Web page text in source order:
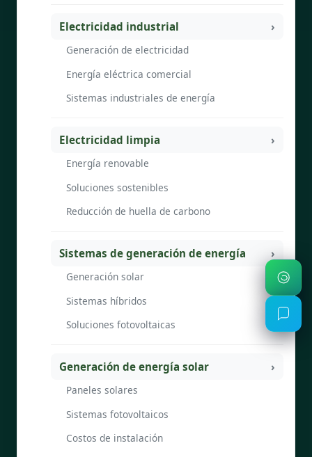
Electricidad industrial
Generación de electricidad
Energía eléctrica comercial
Sistemas industriales de energía
Electricidad limpia
Energía renovable
Soluciones sostenibles
Reducción de huella de carbono
Sistemas de generación de energía
Generación solar
Sistemas híbridos
Soluciones fotovoltaicas
Generación de energía solar
Paneles solares
Sistemas fotovoltaicos
Costos de instalación